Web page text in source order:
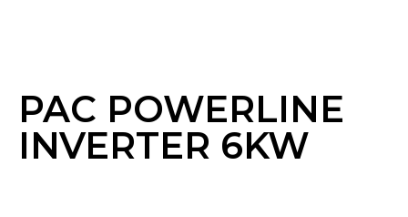
PAC POWERLINE
INVERTER 6KW